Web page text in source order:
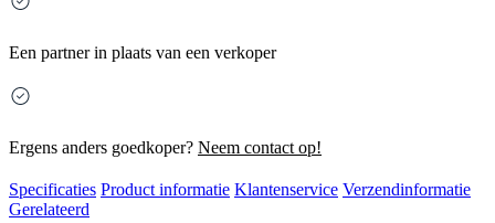
Een partner in plaats van een verkoper
Ergens anders goedkoper? Neem contact op!
Specificaties Product informatie Klantenservice Verzendinformatie
Gerelateerd